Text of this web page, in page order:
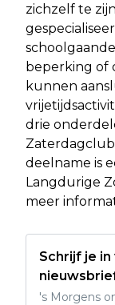
zichzelf te
beperking of
kunnen
drie
deelname is
Langdurige
meer
Schrijf je
's Morgens